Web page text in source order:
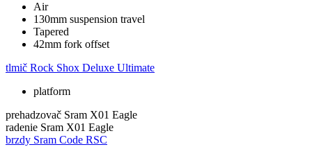
Air
130mm suspension travel
Tapered
42mm fork offset
tlmič Rock Shox Deluxe Ultimate
platform
prehadzovač Sram X01 Eagle
radenie Sram X01 Eagle
brzdy Sram Code RSC